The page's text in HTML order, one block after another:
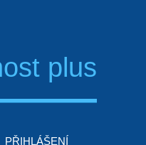
plus
PŘIHLÁŠENÍ